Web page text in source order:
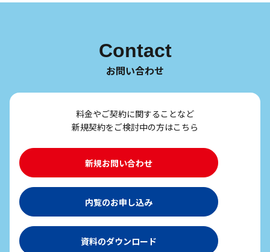
Contact
お問い合わせ
料金やご契約に関することなど
新規契約をご検討中の方はこちら
新規お問い合わせ
内覧のお申し込み
資料のダウンロード